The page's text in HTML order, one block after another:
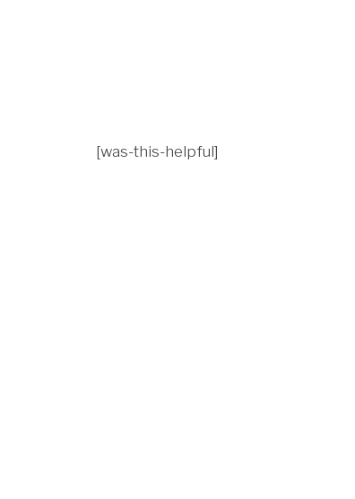
[was-this-helpful]